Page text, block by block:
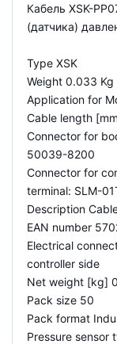
Кабель XSK-
(датчика)
Type XSK
Weight 0.033 Kg
Application for
Cable length
Connector for
50039-8200
Connector for
terminal: SLM-
Description
EAN number
Electrical
controller side
Net weight [kg]
Pack size 50
Pack format
Pressure sensor